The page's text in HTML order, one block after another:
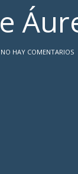
NO HAY COMENTARIOS